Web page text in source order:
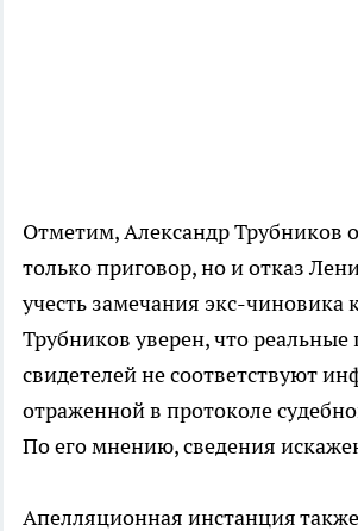
Отметим, Александр Трубников
только приговор, но и отказ
учесть замечания экс-чиновика
Трубников уверен, что реальные
свидетелей не соответствуют
отраженной в протоколе
По его мнению, сведения
Апелляционная инстанция